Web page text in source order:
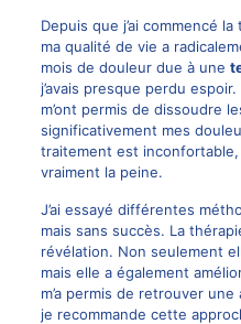
Depuis que j’ai commencé
ma qualité de vie a
mois de douleur due à une
j’avais presque perdu
m’ont permis de dissoudre
significativement mes
traitement est
vraiment la peine.
J’ai essayé différentes
mais sans succès. La
révélation. Non seulement
mais elle a également
m’a permis de retrouver
je recommande cette